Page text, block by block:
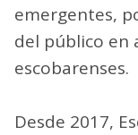
emergentes,
del público en
escobarenses.
Desde 2017,